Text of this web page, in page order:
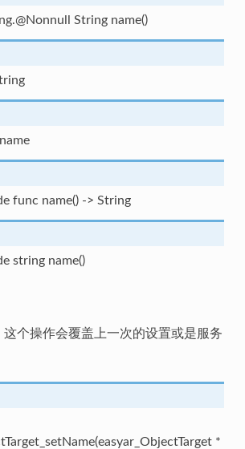
String name()
func name() -> String
string name()
个操作会覆盖上一次的设置或是服务
*